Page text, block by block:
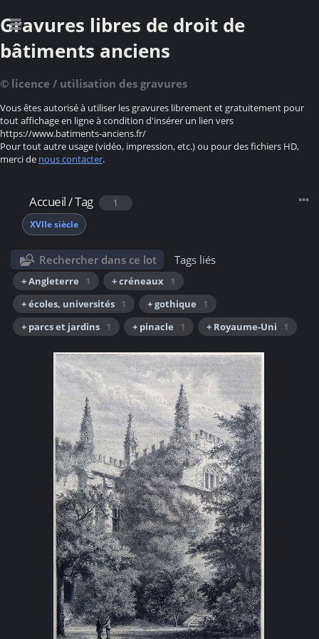
Gravures libres de droit de
bâtiments anciens
© licence / utilisation des gravures
Vous êtes autorisé à utiliser les gravures librement et gratuitement pour
tout affichage en ligne à condition d'insérer un lien vers
https://www.batiments-anciens.fr/
Pour tout autre usage (vidéo, impression, etc.) ou pour des fichiers HD,
merci de nous contacter.
Accueil/Tag
1
XVIIe siècle
Rechercher dans ce lot Tags liés
+ Angleterre 1 + créneaux 1
+ écoles, universités 1 + gothique
1
+ parcs et jardins 1 + pinacle 1 + Royaume-Uni 1